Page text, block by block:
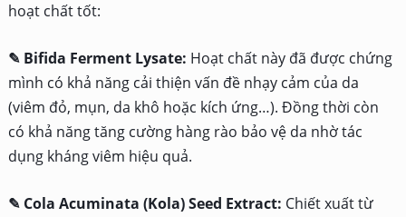
hoạt chất tốt:
✎ Bifida Ferment Lysate: Hoạt chất này đã được chứng
mình có khả năng cải thiện vấn đề nhạy cảm của da
(viêm đỏ, mụn, da khô hoặc kích ứng…). Đồng thời còn
có khả năng tăng cường hàng rào bảo vệ da nhờ tác
dụng kháng viêm hiệu quả.
✎ Cola Acuminata (Kola) Seed Extract: Chiết xuất từ